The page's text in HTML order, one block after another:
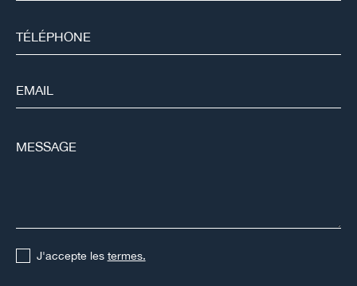
J'accepte les termes.